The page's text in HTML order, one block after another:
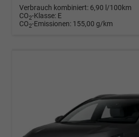
Verbrauch kombiniert: 6,90 l/100km
CO2-Klasse: E
CO2-Emissionen: 155,00 g/km